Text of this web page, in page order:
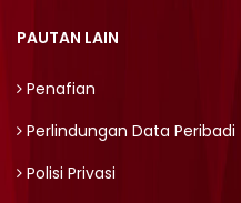
PAUTAN LAIN
Penafian
Perlindungan Data Peribadi
Polisi Privasi